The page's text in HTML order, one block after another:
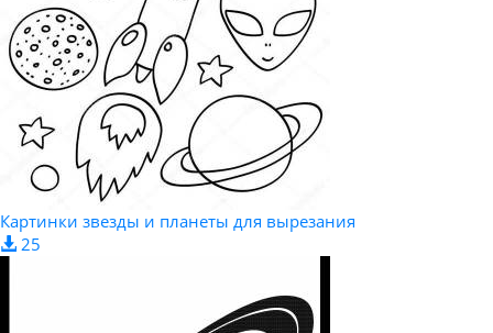
Картинки звезды и планеты для вырезания
25